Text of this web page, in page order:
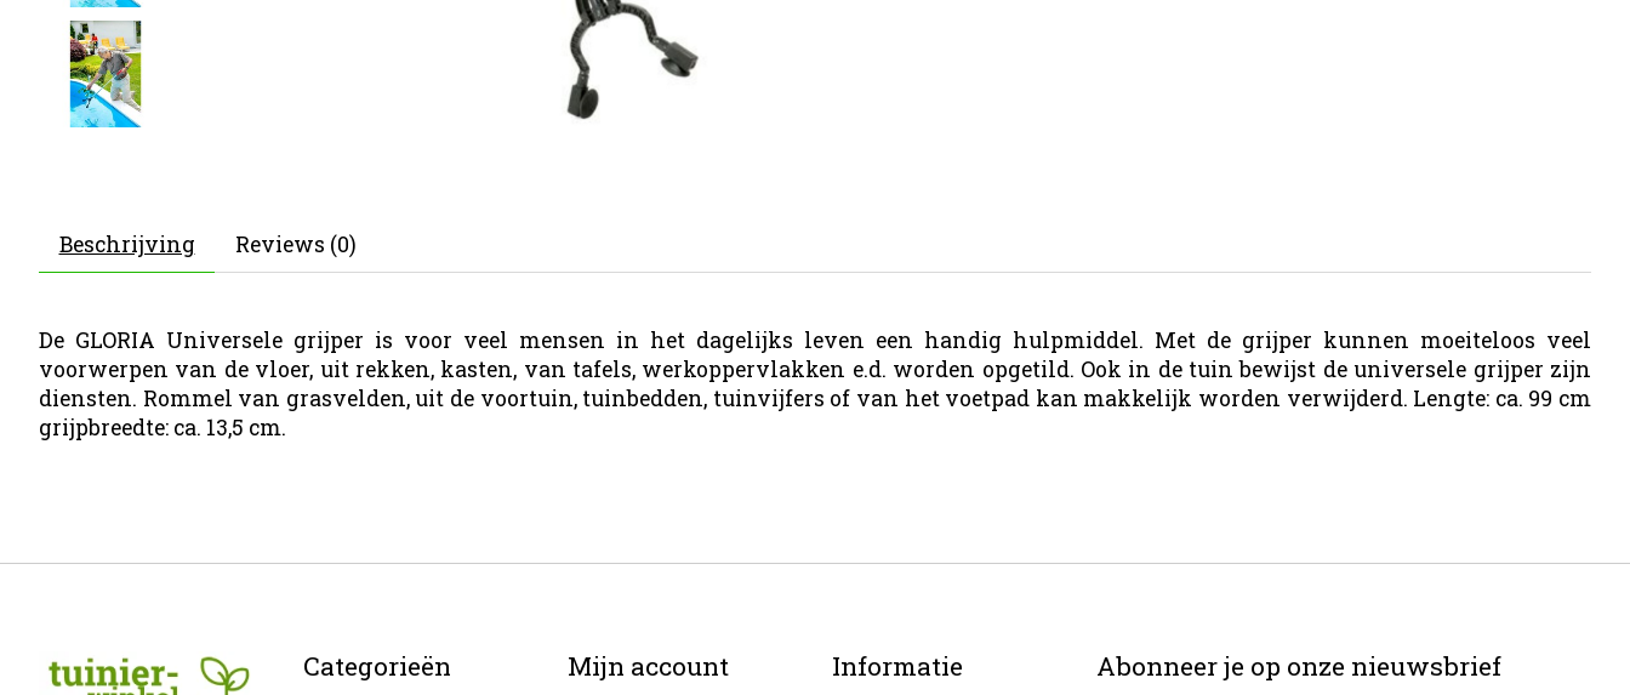
Beschrijving Reviews (0)
De GLORIA Universele grijper is voor veel mensen in het dagelijks leven een handig hulpmiddel. Met de grijper kunnen moeiteloos veel
voorwerpen van de vloer, uit rekken, kasten, van tafels, werkoppervlakken e.d. worden opgetild. Ook in de tuin bewijst de universele grijper zijn
diensten. Rommel van grasvelden, uit de voortuin, tuinbedden, tuinvijfers of van het voetpad kan makkelijk worden verwijderd. Lengte: ca. 99 cm
grijpbreedte: ca. 13,5 cm.
Categorieën Mijn account Informatie Abonneer je op onze nieuwsbrief